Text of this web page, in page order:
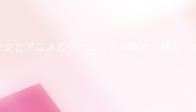
とアニメとゲームと食べ物と、雑多で